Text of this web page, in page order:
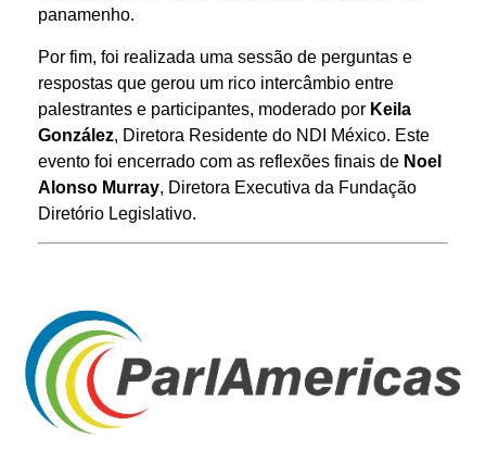
panamenho.
Por fim, foi realizada uma sessão de perguntas e
respostas que gerou um rico intercâmbio entre
palestrantes e participantes, moderado por Keila
González, Diretora Residente do NDI México. Este
evento foi encerrado com as reflexões finais de Noel
Alonso Murray, Diretora Executiva da Fundação
Diretório Legislativo.